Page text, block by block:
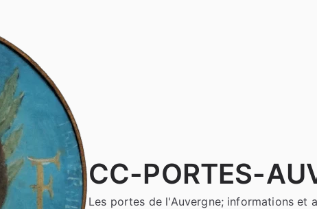
CC-PORTES-
Les portes de l'Auvergne; informations et